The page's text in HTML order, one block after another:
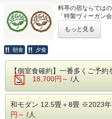
露天風呂です
宿にご到着後
料でご利用い
い。
■貸切露天風呂
常3,300円）
な貸切露天風
宿に到着後、
でご利用頂け
満枠のため、
ありますので
ゃぶ・和牛す
御食事 季節の
留 椀 鶏つみ
水菓子 さく
※仕入の状況
わる場合がご
【食事場所】
料亭の宿ならでは
「特製ヴィーガン
旬の野菜や山菜、
り入れ、素材の持
立てておりますの
さしい料理を求め
（秋のお献立
食前酒 梅の
もっと見る
朝食 夕食
【個室食確約】一番多くご予
18,700円～ /人
和モダン 12.5畳＋8畳 ※2023
円～ /人